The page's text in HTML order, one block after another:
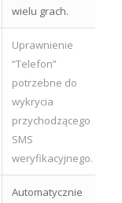
wielu grach.
Uprawnienie
“Telefon”
potrzebne do
wykrycia
przychodzącego
SMS
weryfikacyjnego.
Automatycznie